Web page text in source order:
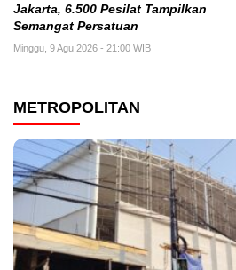
Jakarta, 6.500 Pesilat Tampilkan
Semangat Persatuan
Minggu, 9 Agu 2026 - 21:00 WIB
METROPOLITAN